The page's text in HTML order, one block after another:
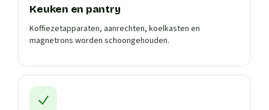
Keuken en pantry
Koffiezetapparaten, aanrechten, koelkasten en
magnetrons worden schoongehouden.